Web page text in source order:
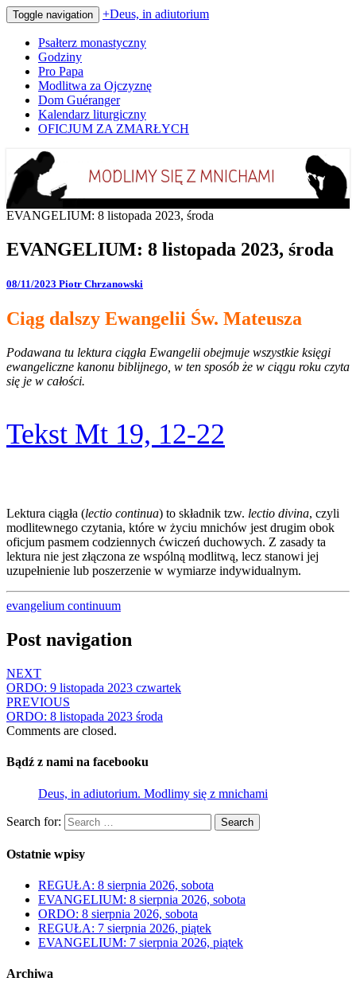
Toggle navigation +Deus, in adiutorium
Psałterz monastyczny
Godziny
Pro Papa
Modlitwa za Ojczyznę
Dom Guéranger
Kalendarz liturgiczny
OFICJUM ZA ZMARŁYCH
+Deus, in adiutorium
Codziennie modlimy się z mnichami
EVANGELIUM: 8 listopada 2023, środa
EVANGELIUM: 8 listopada 2023, środa
08/11/2023 Piotr Chrzanowski
Ciąg dalszy Ewangelii Św. Mateusza
Podawana tu lektura ciągła Ewangelii obejmuje wszystkie księgi
ewangeliczne kanonu biblijnego, w ten sposób że w ciągu roku czyta
się je w całości.
Tekst Mt 19, 12-22
Lektura ciągła (lectio continua) to składnik tzw. lectio divina, czyli
modlitewnego czytania, które w życiu mnichów jest drugim obok
oficjum pasmem codziennych ćwiczeń duchowych. Z zasady ta
lektura nie jest złączona ze wspólną modlitwą, lecz stanowi jej
uzupełnienie lub poszerzenie w wymiarze indywidualnym.
evangelium continuum
Post navigation
NEXT
ORDO: 9 listopada 2023 czwartek
PREVIOUS
ORDO: 8 listopada 2023 środa
Comments are closed.
Bądź z nami na facebooku
Deus, in adiutorium. Modlimy się z mnichami
Search for: Search
Ostatnie wpisy
REGUŁA: 8 sierpnia 2026, sobota
EVANGELIUM: 8 sierpnia 2026, sobota
ORDO: 8 sierpnia 2026, sobota
REGUŁA: 7 sierpnia 2026, piątek
EVANGELIUM: 7 sierpnia 2026, piątek
Archiwa